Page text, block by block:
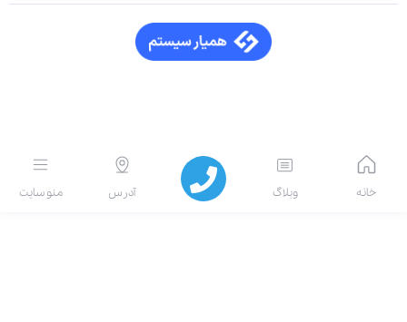
منو سایت